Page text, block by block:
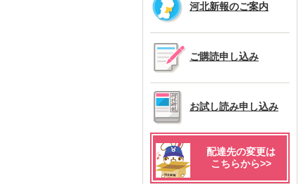
河北新報のご案内
ご購読申し込み
お試し読み申し込み
配達先の変更は
こちらから>>